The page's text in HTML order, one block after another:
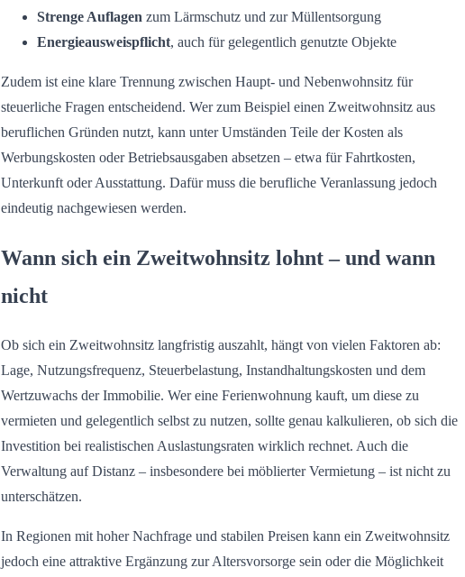
Strenge Auflagen zum Lärmschutz und zur Müllentsorgung
Energieausweispflicht, auch für gelegentlich genutzte Objekte
Zudem ist eine klare Trennung zwischen Haupt- und Nebenwohnsitz für
steuerliche Fragen entscheidend. Wer zum Beispiel einen Zweitwohnsitz aus
beruflichen Gründen nutzt, kann unter Umständen Teile der Kosten als
Werbungskosten oder Betriebsausgaben absetzen – etwa für Fahrtkosten,
Unterkunft oder Ausstattung. Dafür muss die berufliche Veranlassung jedoch
eindeutig nachgewiesen werden.
Wann sich ein Zweitwohnsitz lohnt – und wann
nicht
Ob sich ein Zweitwohnsitz langfristig auszahlt, hängt von vielen Faktoren ab:
Lage, Nutzungsfrequenz, Steuerbelastung, Instandhaltungskosten und dem
Wertzuwachs der Immobilie. Wer eine Ferienwohnung kauft, um diese zu
vermieten und gelegentlich selbst zu nutzen, sollte genau kalkulieren, ob sich die
Investition bei realistischen Auslastungsraten wirklich rechnet. Auch die
Verwaltung auf Distanz – insbesondere bei möblierter Vermietung – ist nicht zu
unterschätzen.
In Regionen mit hoher Nachfrage und stabilen Preisen kann ein Zweitwohnsitz
jedoch eine attraktive Ergänzung zur Altersvorsorge sein oder die Möglichkeit